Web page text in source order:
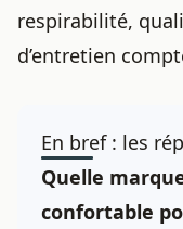
respirabilité,
d’entretien
En bref : les
Quelle
confortable